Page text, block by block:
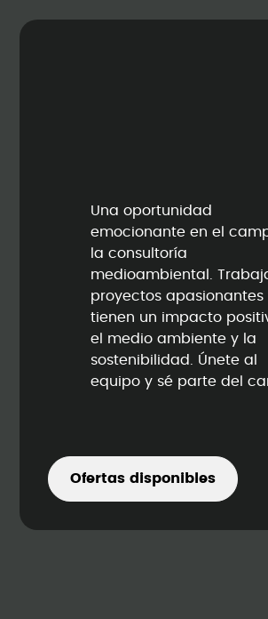
Una oportunidad
emocionante en el
la consultoría
medioambiental.
proyectos apasionantes
tienen un impacto
el medio ambiente y la
sostenibilidad. Únete al
equipo y sé parte del
Ofertas disponibles